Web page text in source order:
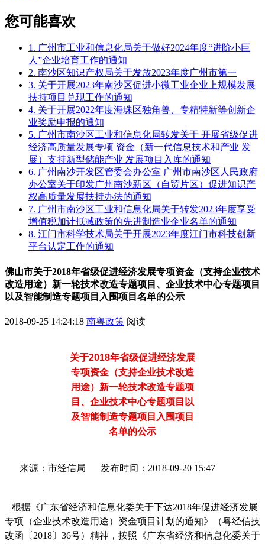
您可能喜欢
1. 广州市工业和信息化局关于做好2024年度“进阶小巨
人”企业培育工作的通知
2. 南沙区知识产权局关于发放2023年度广州市第一
3. 关于开展2023年南沙区促进小微工业企业上规模发展
扶持项目兑现工作的通知
4. 关于开展2022年度海珠区独角兽、专精特新等创新企
业奖励申报的通知
5. 广州市南沙区工业和信息化局转发关于 开展省级促进
经济高质量发展专项 资金（新一代信息技术和产业 发
展）支持新型储能产业 发展项目入库的通知
6. 广州南沙开发区管委会办公室 广州市南沙区人民政府
办公室关于印发广州南沙新区（自贸片区）促进知识产
权高质量发展扶持办法的通知
7. 广州市南沙区工业和信息化局关于转发2023年度享受
增值税加计抵减政策的先进制造业企业名单的通知
8. 江门市科学技术局关于开展2023年度江门市科技创新
平台认定工作的通知
佛山市关于2018年省级促进经济发展专项资金（支持企业技术
改造用途）新一轮技术改造专题项目、企业技术中心专题项目
以及智能制造专题项目入围项目名单的公示
2018-09-25 14:24:18 南粤政策 阅读
关于2018年省级促进经济发展
专项资金（支持企业技术改造
用途）新一轮技术改造专题项
目、企业技术中心专题项目以
及智能制造专题项目入围项目
名单的公示
来源：市经信局 发布时间：2018-09-20 15:47
根据《广东省经济和信息化委关于下达2018年促进经济发展
专项（企业技术改造用途）资金项目计划的通知》（粤经信技
改函〔2018〕36号）精神，按照《广东省经济和信息化委关于